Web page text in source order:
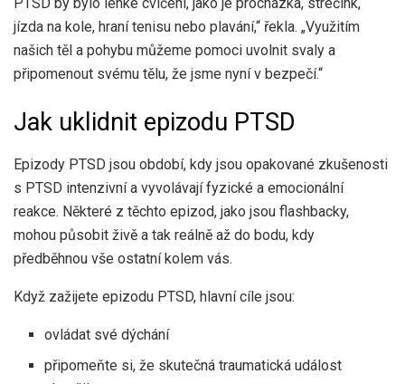
jízda na kole, hraní tenisu nebo plavání,“ řekla. „Využitím
našich těl a pohybu můžeme pomoci uvolnit svaly a
připomenout svému tělu, že jsme nyní v bezpečí.“
Jak uklidnit epizodu PTSD
Epizody PTSD jsou období, kdy jsou opakované zkušenosti
s PTSD intenzivní a vyvolávají fyzické a emocionální
reakce. Některé z těchto epizod, jako jsou flashbacky,
mohou působit živě a tak reálně až do bodu, kdy
předběhnou vše ostatní kolem vás.
Když zažijete epizodu PTSD, hlavní cíle jsou:
ovládat své dýchání
připomeňte si, že skutečná traumatická událost